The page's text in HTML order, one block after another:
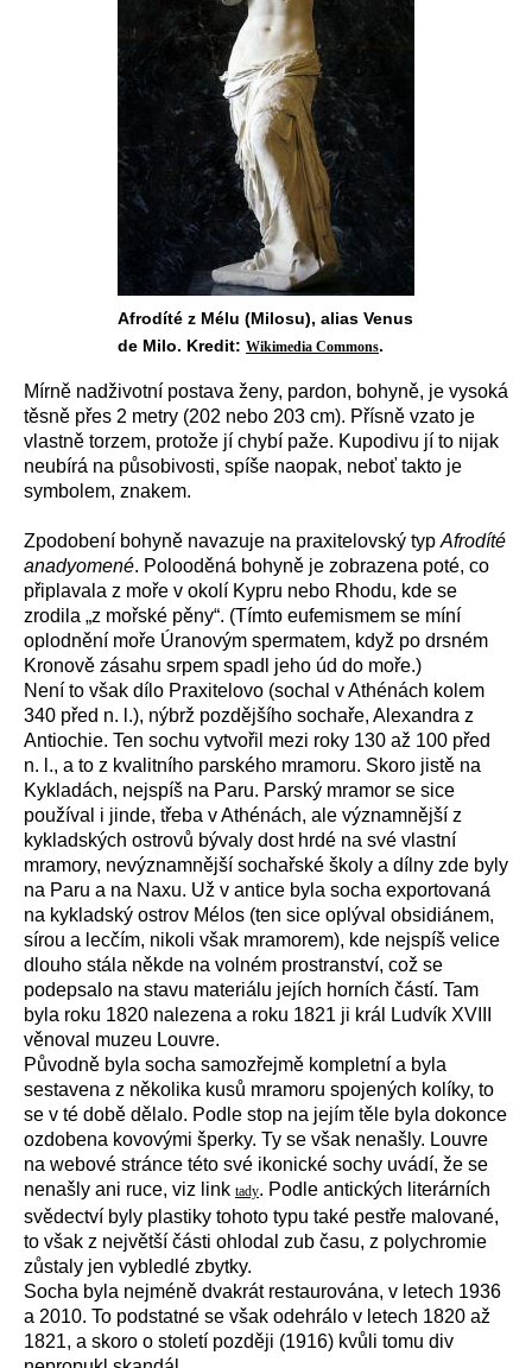
Afrodíté z Mélu (Milosu), alias Venus
de Milo. Kredit: Wikimedia Commons.
Mírně nadživotní postava ženy, pardon, bohyně, je vysoká
těsně přes 2 metry (202 nebo 203 cm). Přísně vzato je
vlastně torzem, protože jí chybí paže. Kupodivu jí to nijak
neubírá na působivosti, spíše naopak, neboť takto je
symbolem, znakem.
Zpodobení bohyně navazuje na praxitelovský typ Afrodíté
anadyomené. Polooděná bohyně je zobrazena poté, co
připlavala z moře v okolí Kypru nebo Rhodu, kde se
zrodila „z mořské pěny“. (Tímto eufemismem se míní
oplodnění moře Úranovým spermatem, když po drsném
Kronově zásahu srpem spadl jeho úd do moře.)
Není to však dílo Praxitelovo (sochal v Athénách kolem
340 před n. l.), nýbrž pozdějšího sochaře, Alexandra z
Antiochie. Ten sochu vytvořil mezi roky 130 až 100 před
n. l., a to z kvalitního parského mramoru. Skoro jistě na
Kykladách, nejspíš na Paru. Parský mramor se sice
používal i jinde, třeba v Athénách, ale významnější z
kykladských ostrovů bývaly dost hrdé na své vlastní
mramory, nevýznamnější sochařské školy a dílny zde byly
na Paru a na Naxu. Už v antice byla socha exportovaná
na kykladský ostrov Mélos (ten sice oplýval obsidiánem,
sírou a lecčím, nikoli však mramorem), kde nejspíš velice
dlouho stála někde na volném prostranství, což se
podepsalo na stavu materiálu jejích horních částí. Tam
byla roku 1820 nalezena a roku 1821 ji král Ludvík XVIII
věnoval muzeu Louvre.
Původně byla socha samozřejmě kompletní a byla
sestavena z několika kusů mramoru spojených kolíky, to
se v té době dělalo. Podle stop na jejím těle byla dokonce
ozdobena kovovými šperky. Ty se však nenašly. Louvre
na webové stránce této své ikonické sochy uvádí, že se
nenašly ani ruce, viz link tady. Podle antických literárních
svědectví byly plastiky tohoto typu také pestře malované,
to však z největší části ohlodal zub času, z polychromie
zůstaly jen vybledlé zbytky.
Socha byla nejméně dvakrát restaurována, v letech 1936
a 2010. To podstatné se však odehrálo v letech 1820 až
1821, a skoro o století později (1916) kvůli tomu div